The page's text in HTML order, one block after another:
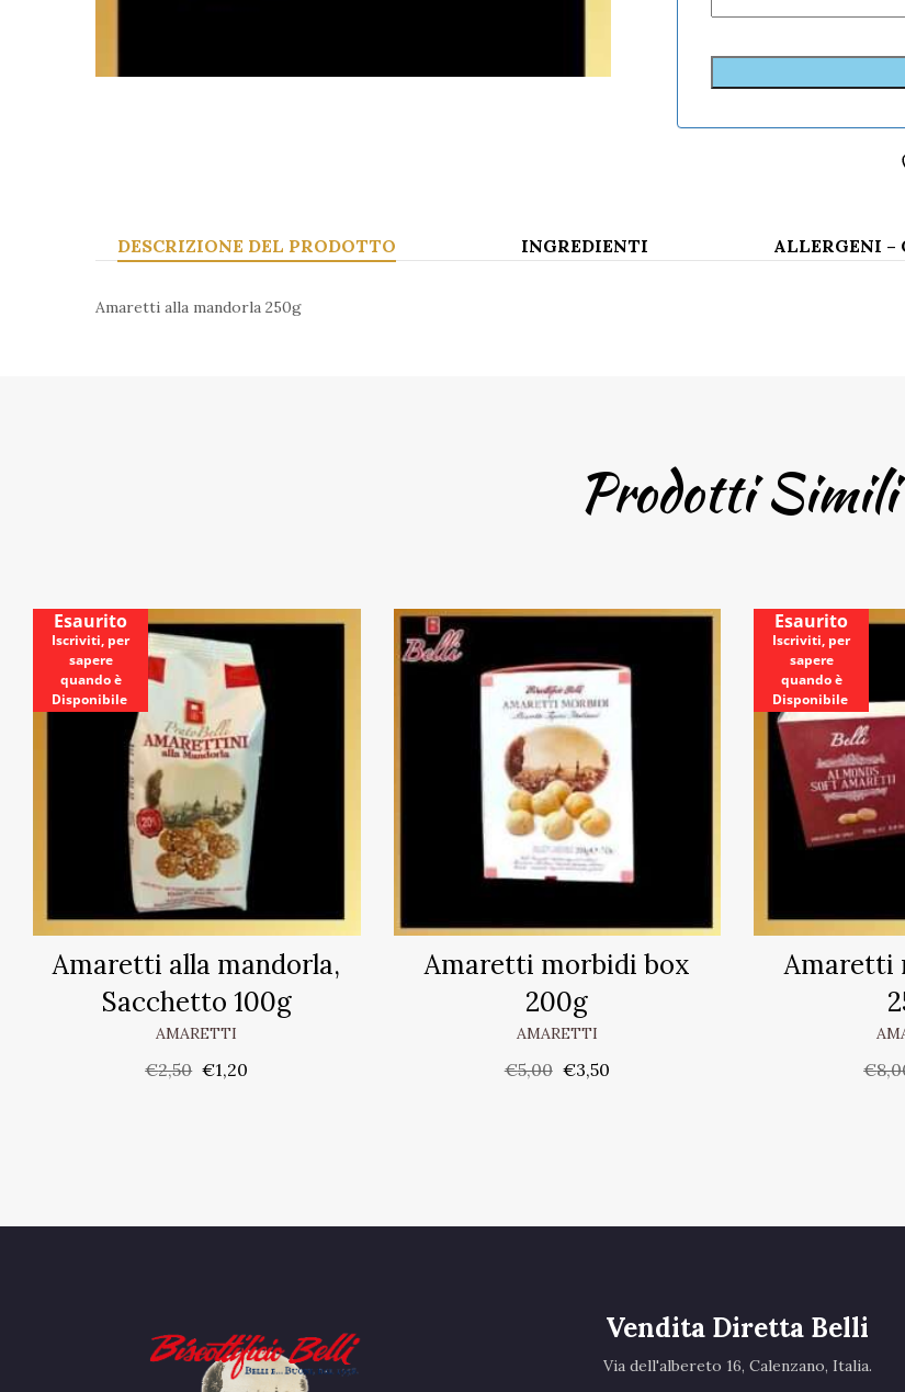
DESCRIZIONE DEL PRODOTTO INGREDIENTI ALLERGENI –
Amaretti alla mandorla 250g
Prodotti Simili
Esaurito
Iscriviti, per
sapere
quando è
Disponibile
Amaretti alla mandorla,
Sacchetto 100g
AMARETTI
€2,50 €1,20
Amaretti morbidi box
200g
AMARETTI
€5,00 €3,50
Esaurito
Iscriviti, per
sapere
quando è
Disponibile
Amaretti
€
Vendita Diretta Belli
Via dell'albereto 16, Calenzano, Italia.‎